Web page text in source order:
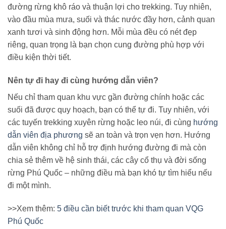
đường rừng khô ráo và thuận lợi cho trekking. Tuy nhiên,
vào đầu mùa mưa, suối và thác nước đầy hơn, cảnh quan
xanh tươi và sinh động hơn. Mỗi mùa đều có nét đẹp
riêng, quan trọng là bạn chọn cung đường phù hợp với
điều kiện thời tiết.
Nên tự đi hay đi cùng hướng dẫn viên?
Nếu chỉ tham quan khu vực gần đường chính hoặc các
suối đã được quy hoạch, bạn có thể tự đi. Tuy nhiên, với
các tuyến trekking xuyên rừng hoặc leo núi, đi cùng hướng
dẫn viên địa phương sẽ an toàn và trọn vẹn hơn. Hướng
dẫn viên không chỉ hỗ trợ định hướng đường đi mà còn
chia sẻ thêm về hệ sinh thái, các cây cổ thụ và đời sống
rừng Phú Quốc – những điều mà bạn khó tự tìm hiểu nếu
đi một mình.
>>Xem thêm: 5 điều cần biết trước khi tham quan VQG
Phú Quốc